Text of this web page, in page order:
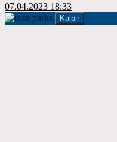
07.04.2023 18:33
Kalpir